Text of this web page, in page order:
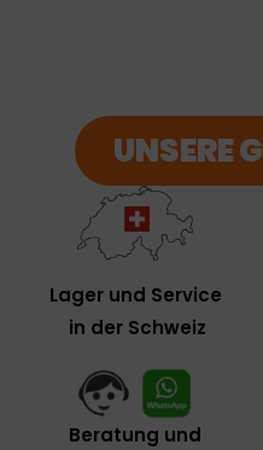
UNSERE
Lager und Service
in der Schweiz
Beratung und